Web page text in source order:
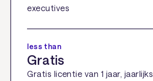
executives
less than
Gratis
Gratis licentie van 1 jaar, jaarlijks